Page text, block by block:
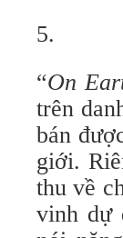
5.
“On
trên
bán
giới.
thu về
vinh dự